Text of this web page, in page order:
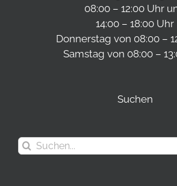
08:00 – 12:00 Uhr
14:00 – 18:00 Uhr
Donnerstag von 08:00 –
Samstag von 08:00 –
Suchen
Suche
nach: